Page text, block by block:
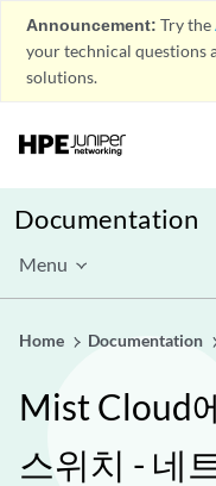
Announcement: Try the
your technical questions
solutions.
Documentation
Menu
Home Documentation
Mist Cloud
스위치 - 네